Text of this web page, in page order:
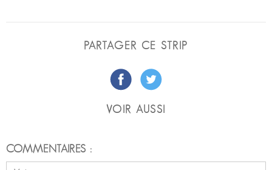
PARTAGER CE STRIP
VOIR AUSSI
COMMENTAIRES :